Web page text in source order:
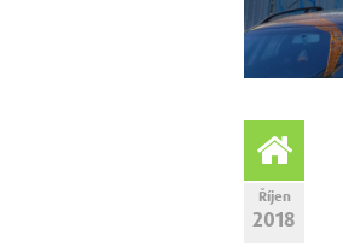
Říjen
2018